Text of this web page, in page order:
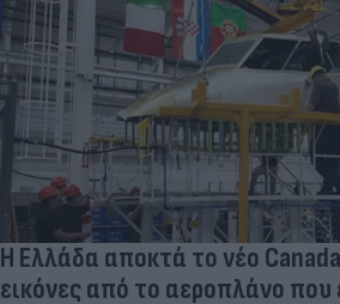
Η Ελλάδα αποκτά το νέο
εικόνες από το αεροπλάνο που